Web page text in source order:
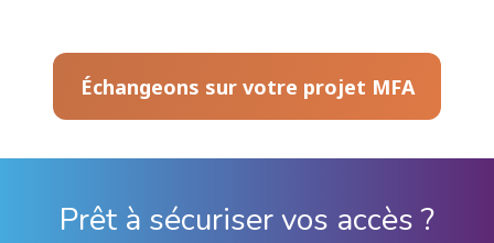
Échangeons sur votre projet MFA
Prêt à sécuriser vos accès ?